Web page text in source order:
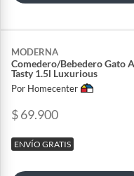
MODERNA
Comedero/Bebedero Gato
Tasty 1.5l Luxurious
Por Homecenter
$ 69.900
ENVÍO GRATIS